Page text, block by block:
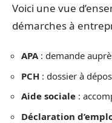
Voici une vue
démarches à
APA: demande
PCH : dossier à
Aide sociale :
Déclaration